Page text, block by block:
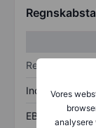
Vores
analysere
Indtægter
EBITDA